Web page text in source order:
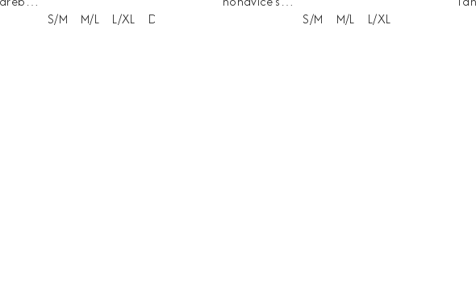
S/M
M/L L/XL Dĺžka na mieru
S/M
M/L L/XL